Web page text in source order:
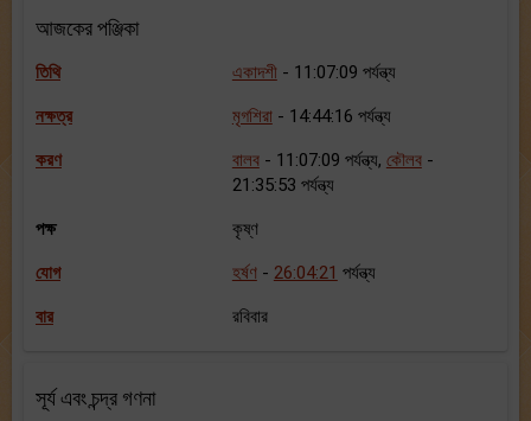
আজকের পঞ্জিকা
তিথি একাদশী - 11:07:09 পর্যন্ত্য
নক্ষত্র মৃগশিরা- 14:44:16 পর্যন্ত্য
করণ বালব- 11:07:09 পর্যন্ত্য, কৌলব-
21:35:53 পর্যন্ত্য
পক্ষ কৃষ্ণ
যোগ হর্ষণ- 26:04:21 পর্যন্ত্য
বার রবিবার
সূর্য এবং চন্দ্র গণনা